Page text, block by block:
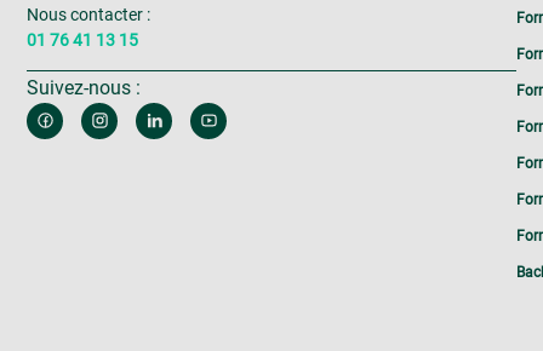
Nous contacter :
01 76 41 13 15
Suivez-nous :